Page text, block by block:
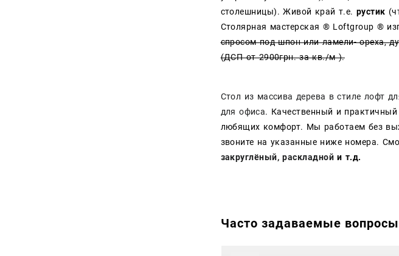
столешницы). Живой край т.е. рустик
Столярная мастерская ® Loftgroup ®
спросом под шпон или ламели- ореха,
(ДСП от 2900грн. за кв./м ).
Стол из массива дерева в стиле лофт
для офиса. Качественный и
любящих комфорт. Мы работаем без
звоните на указанные ниже номера.
закруглёный, раскладной и т.д.
Часто задаваемые